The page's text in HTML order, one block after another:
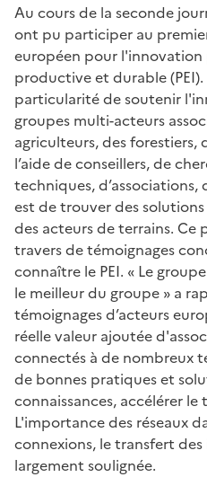
Au cours de la seconde
ont pu participer au
européen pour
productive et durable
particularité de soutenir
groupes multi-acteurs
agriculteurs, des forestiers,
l’aide de conseillers, de
techniques,
est de trouver des
des acteurs de terrains. Ce
travers de témoignages
connaître le PEI. « Le
le meilleur du groupe » a
témoignages d’acteurs
réelle valeur ajoutée
connectés à de nombreux
de bonnes pratiques et
connaissances, accélérer
L'importance des réseaux
connexions, le transfert
largement soulignée.